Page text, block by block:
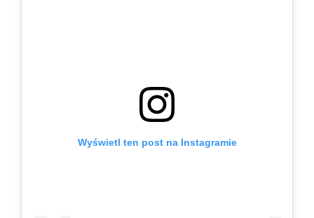
Wyświetl ten post na Instagramie